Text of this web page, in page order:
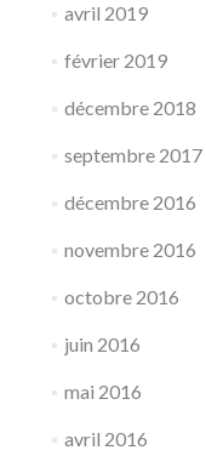
avril 2019
février 2019
décembre 2018
septembre 2017
décembre 2016
novembre 2016
octobre 2016
juin 2016
mai 2016
avril 2016